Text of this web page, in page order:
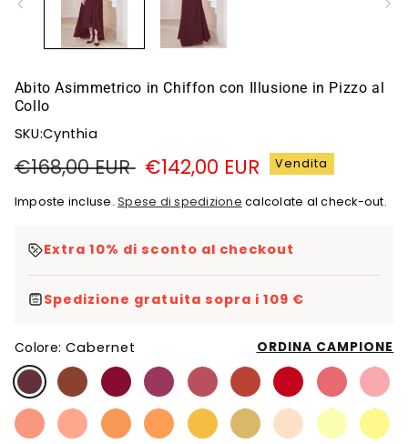
Abito Asimmetrico in Chiffon con Illusione in Pizzo al
Collo
SKU:Cynthia
Prezzo
di
€168,00 EUR Prezzo
di
€142,00 EUR Vendita
Imposte incluse.Spese di spedizione calcolate al check-out.
Extra 10% di sconto al checkout
Spedizione gratuita sopra i 109 €
Colore:Cabernet ORDINA CAMPIONE